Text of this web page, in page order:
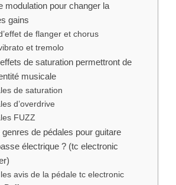
modulation pour changer la
gains
de flanger et chorus
et tremolo
de saturation permettront de
musicale
de saturation
d’overdrive
FUZZ
de pédales pour guitare
électrique ? (tc electronic
avis de la pédale tc electronic